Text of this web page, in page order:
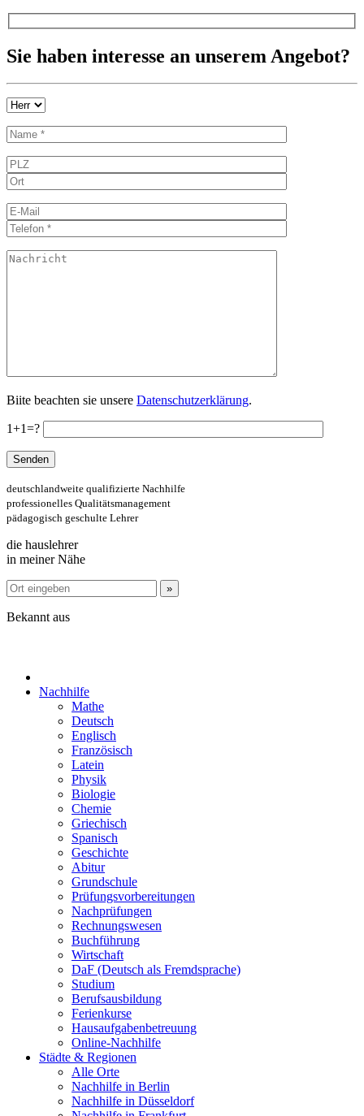
Sie haben interesse an unserem Angebot?
Biite beachten sie unsere Datenschutzerklärung.
1+1=?
deutschlandweite qualifizierte Nachhilfe
professionelles Qualitätsmanagement
pädagogisch geschulte Lehrer
die hauslehrer
in meiner Nähe
Bekannt aus
Nachhilfe
Mathe
Deutsch
Englisch
Französisch
Latein
Physik
Biologie
Chemie
Griechisch
Spanisch
Geschichte
Abitur
Grundschule
Prüfungsvorbereitungen
Nachprüfungen
Rechnungswesen
Buchführung
Wirtschaft
DaF (Deutsch als Fremdsprache)
Studium
Berufsausbildung
Ferienkurse
Hausaufgabenbetreuung
Online-Nachhilfe
Städte & Regionen
Alle Orte
Nachhilfe in Berlin
Nachhilfe in Düsseldorf